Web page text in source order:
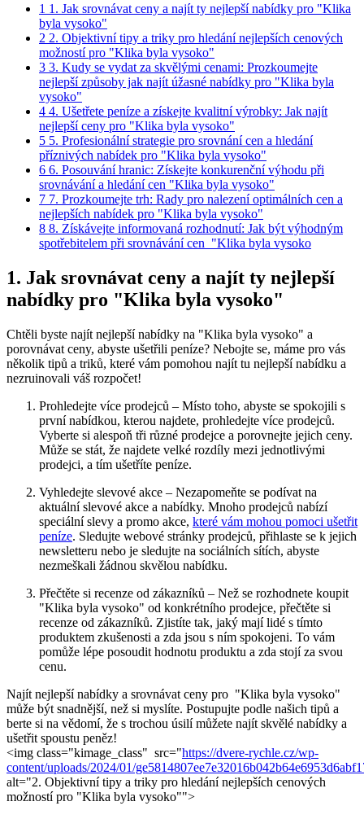
1 1. Jak ​srovnávat ceny a‌ najít ty nejlepší nabídky ‍pro "Klika
byla vysoko"
2 2.​ Objektivní tipy⁣ a triky pro hledání nejlepších cenových
možností pro⁢ "Klika ‌byla vysoko"
3 3. Kudy se⁤ vydat za skvělými cenami: Prozkoumejte
⁢nejlepší způsoby jak najít ⁣úžasné nabídky pro "Klika byla
vysoko"
4 4. Ušetřete peníze a získejte⁣ kvalitní⁤ výrobky: ​Jak ⁣najít
nejlepší ceny pro "Klika​ byla⁢ vysoko"
5 5. Profesionální strategie pro srovnání cen a hledání
příznivých nabídek pro "Klika byla vysoko"
6 6. Posouvání hranic:‌ Získejte ‍konkurenční‌ výhodu při
srovnávání a‍ hledání ⁢cen "Klika ⁢byla vysoko"
7 7. Prozkoumejte‍ trh: Rady pro nalezení optimálních ​cen​ a
nejlepších ​nabídek pro⁤ "Klika byla vysoko"
8 8. Získávejte informovaná rozhodnutí:​ Jak ​být výhodným
⁣spotřebitelem při srovnávání cen ‌ "Klika⁤ byla ⁢vysoko
1. Jak ​srovnávat ceny a‌ najít ty nejlepší
nabídky ‍pro "Klika byla vysoko"
Chtěli byste​ najít nejlepší nabídky na "Klika byla vysoko" a
porovnávat‌ ceny, ‌abyste ušetřili peníze? Nebojte se, máme pro‍ vás
⁤několik tipů a ‌triků, které vám pomohou⁣ najít ⁣tu nejlepší ‌nabídku a
nezruinovali váš⁢ rozpočet!
Prohledejte více prodejců – Místo toho, abyste se‌ spokojili s
první‌ nabídkou, ​kterou najdete, ⁣prohledejte více ⁢prodejců. ​
Vyberte si ‍alespoň tři různé prodejce⁤ a ‍porovnejte ‌jejich ceny.
Může ‌se stát, že najdete velké rozdíly mezi jednotlivými‍
prodejci, a​ tím‍ ušetříte peníze.
Vyhledejte⁤ slevové akce – Nezapomeňte ⁣se ⁤podívat ‌na
aktuální​ slevové akce a nabídky. Mnoho prodejců nabízí⁣
speciální slevy a promo akce, které vám mohou pomoci ušetřit
peníze. Sledujte webové stránky prodejců,⁣ přihlaste ⁣se‍ k ​jejich
newsletteru ‌nebo je sledujte na ‌sociálních ⁢sítích, abyste
nezmeškali žádnou skvělou nabídku.
Přečtěte si recenze od zákazníků –⁣ Než se rozhodnete‌ koupit
"Klika byla vysoko" od‌ konkrétního‌ prodejce, ‌přečtěte​ si
recenze od⁣ zákazníků. Zjistíte⁤ tak,​ jaký ‌mají ⁢lidé s tímto
produktem zkušenosti a‍ zda jsou s ním spokojeni. ​To ‍vám
pomůže lépe posoudit hodnotu produktu​ a ​zda ‍stojí za svou
⁣cenu.
Najít nejlepší ​nabídky a srovnávat ceny pro ⁤ "Klika byla vysoko"
může být snadnější, než si ‌myslíte. Postupujte ⁣podle ‍našich tipů ‍a
berte‍ si na‌ vědomí, že s trochou úsilí můžete najít skvělé nabídky ‌a
ušetřit spoustu ‍peněz!
<img⁢ class="kimage_class" ‌ src="https://dvere-rychle.cz/wp-
content/uploads/2024/01/
alt="2.⁣ Objektivní‌ tipy a‍ triky pro hledání nejlepších cenových
možností pro "Klika byla vysoko"">